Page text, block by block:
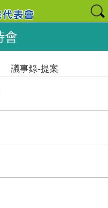
會
議事錄-提案